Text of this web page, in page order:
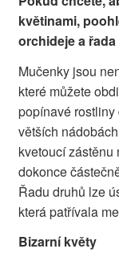
květinami,
orchideje a
Mučenky jsou
které můžete
popínavé
větších
kvetoucí zástěnu
dokonce
Řadu druhů lze
která patřívala
Bizarní květy